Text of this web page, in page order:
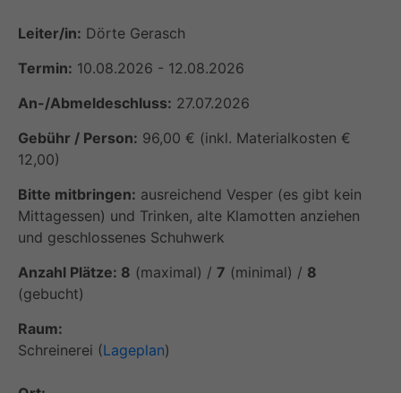
Leiter/in: Dörte Gerasch
Termin: 10.08.2026 - 12.08.2026
An-/Abmeldeschluss: 27.07.2026
Gebühr / Person: 96,00 € (inkl. Materialkosten €
12,00)
Bitte mitbringen: ausreichend Vesper (es gibt kein
Mittagessen) und Trinken, alte Klamotten anziehen
und geschlossenes Schuhwerk
Anzahl Plätze: 8 (maximal) / 7 (minimal) / 8
(gebucht)
Raum:
Schreinerei (Lageplan)